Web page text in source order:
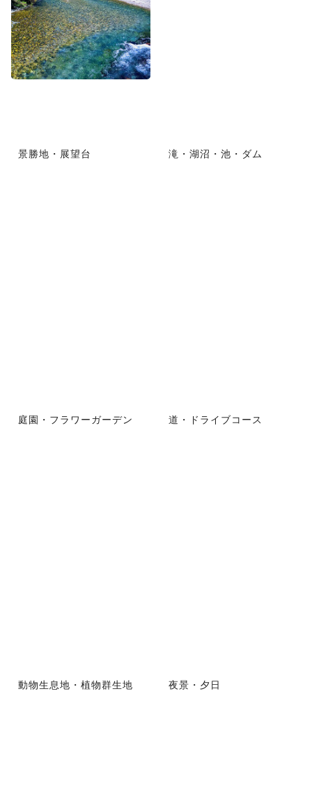
景勝地・展望台 滝・湖沼・池・ダム
庭園・フラワーガーデン 道・ドライブコース
動物生息地・植物群生地 夜景・夕日